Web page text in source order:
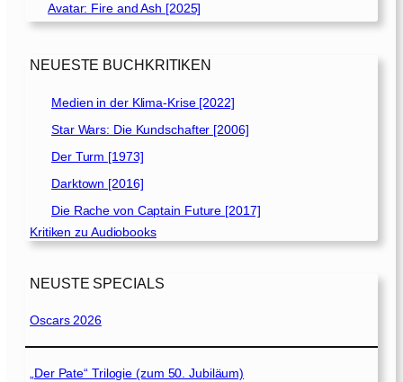
Avatar: Fire and Ash [2025]
NEUESTE BUCHKRITIKEN
Medien in der Klima-Krise [2022]
Star Wars: Die Kundschafter [2006]
Der Turm [1973]
Darktown [2016]
Die Rache von Captain Future [2017]
Kritiken zu Audiobooks
NEUSTE SPECIALS
Oscars 2026
„Der Pate“ Trilogie (zum 50. Jubiläum)